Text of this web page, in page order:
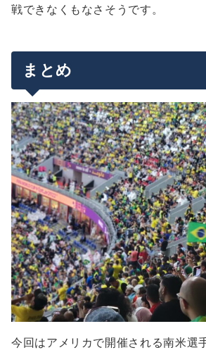
戦できなくもなさそうです。
まとめ
今回はアメリカで開催される南米選